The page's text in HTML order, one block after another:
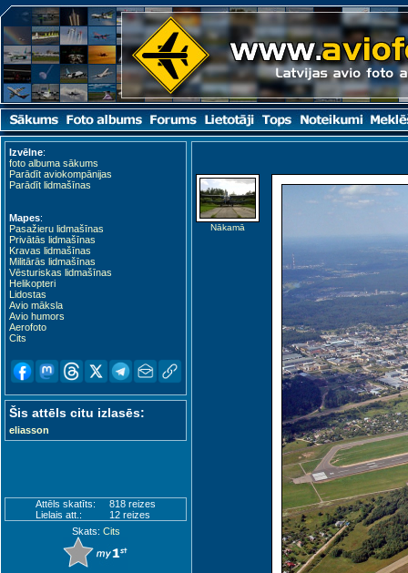
Izvēlne:
foto albuma sākums
Parādīt aviokompānijas
Parādīt lidmašīnas
Mapes:
Pasažieru lidmašīnas
Privātās lidmašīnas
Kravas lidmašīnas
Militārās lidmašīnas
Vēsturiskas lidmašīnas
Helikopteri
Lidostas
Avio māksla
Avio humors
Aerofoto
Cits
Šis attēls citu izlasēs:
eliasson
Attēls skatīts:
818 reizes
Lielais att.:
12 reizes
Skats: Cits
Nākamā